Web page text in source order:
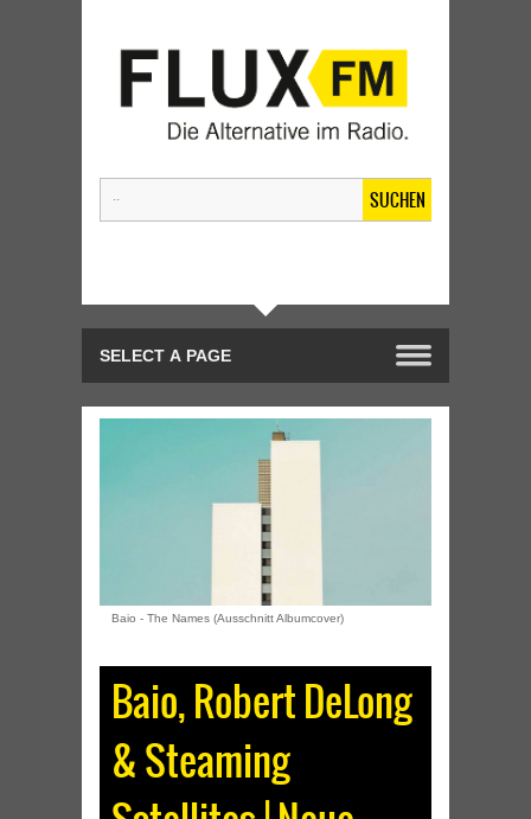
SUCHEN
Baio - The Names (Ausschnitt Albumcover)
Baio, Robert DeLong
& Steaming